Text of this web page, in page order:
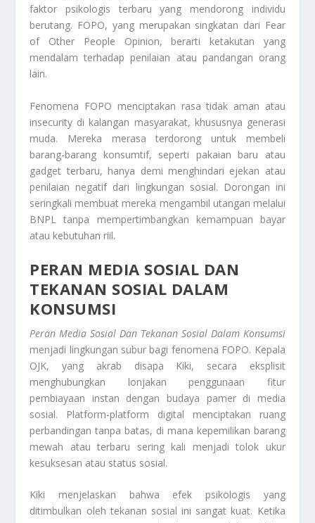
faktor psikologis terbaru yang mendorong individu
berutang. FOPO, yang merupakan singkatan dari Fear
of Other People Opinion, berarti ketakutan yang
mendalam terhadap penilaian atau pandangan orang
lain.
Fenomena FOPO menciptakan rasa tidak aman atau
insecurity di kalangan masyarakat, khususnya generasi
muda. Mereka merasa terdorong untuk membeli
barang-barang konsumtif, seperti pakaian baru atau
gadget terbaru, hanya demi menghindari ejekan atau
penilaian negatif dari lingkungan sosial. Dorongan ini
seringkali membuat mereka mengambil utangan melalui
BNPL tanpa mempertimbangkan kemampuan bayar
atau kebutuhan riil.
PERAN MEDIA SOSIAL DAN
TEKANAN SOSIAL DALAM
KONSUMSI
Peran Media Sosial Dan Tekanan Sosial Dalam Konsumsi
menjadi lingkungan subur bagi fenomena FOPO. Kepala
OJK, yang akrab disapa Kiki, secara eksplisit
menghubungkan lonjakan penggunaan fitur
pembiayaan instan dengan budaya pamer di media
sosial. Platform-platform digital menciptakan ruang
perbandingan tanpa batas, di mana kepemilikan barang
mewah atau terbaru sering kali menjadi tolok ukur
kesuksesan atau status sosial.
Kiki menjelaskan bahwa efek psikologis yang
ditimbulkan oleh tekanan sosial ini sangat kuat. Ketika